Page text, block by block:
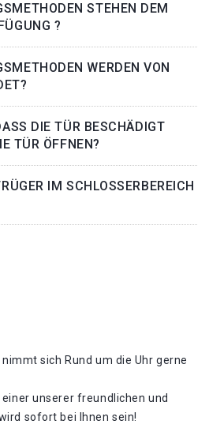
STEHEN DEM
?
WERDEN VON
DIE TÜR BESCHÄDIGT
TÜR ÖFFNEN?
IM SCHLOSSERBEREICH
sich Rund um die Uhr gerne
unserer freundlichen und
sofort bei Ihnen sein!